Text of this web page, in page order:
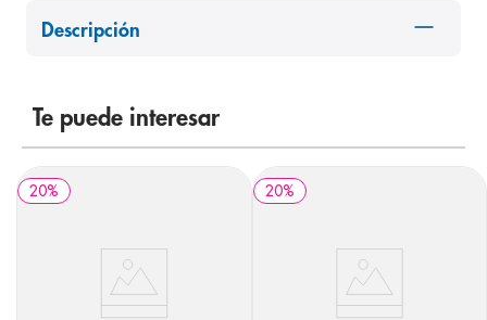
Descripción
Te puede interesar
20% 20%
6. shampoo
8 . panolini
9. pediasure
10 .